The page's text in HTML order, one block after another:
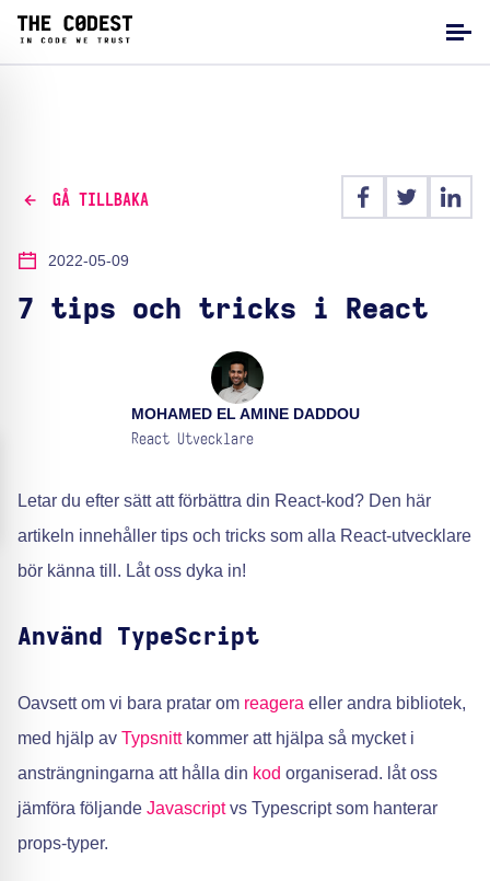
GÅ TILLBAKA
2022-05-09
7 tips och tricks i React
MOHAMED EL AMINE DADDOU
React Utvecklare
Letar du efter sätt att förbättra din React-kod? Den här
artikeln innehåller tips och tricks som alla React-utvecklare
bör känna till. Låt oss dyka in!
Använd TypeScript
Oavsett om vi bara pratar om reagera eller andra bibliotek,
med hjälp av Typsnittkommer att hjälpa så mycket i
ansträngningarna att hålla din kod organiserad. låt oss
jämföra följande Javascriptvs Typescript som hanterar
props-typer.